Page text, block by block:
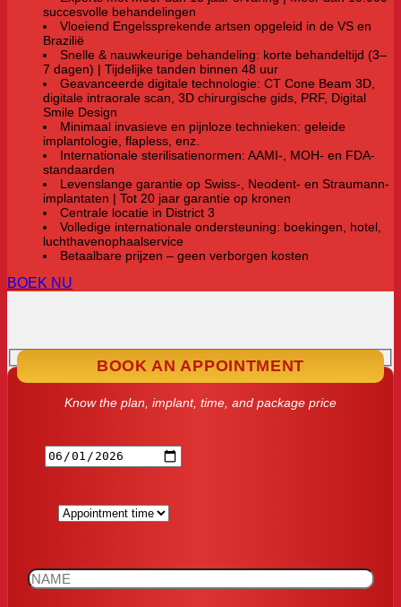
succesvolle behandelingen
Vloeiend Engelssprekende artsen opgeleid in de VS en
Brazilië
Snelle & nauwkeurige behandeling: korte behandeltijd (3–
7 dagen) | Tijdelijke tanden binnen 48 uur
Geavanceerde digitale technologie: CT Cone Beam 3D,
digitale intraorale scan, 3D chirurgische gids, PRF, Digital
Smile Design
Minimaal invasieve en pijnloze technieken: geleide
implantologie, flapless, enz.
Internationale sterilisatienormen: AAMI-, MOH- en FDA-
standaarden
Levenslange garantie op Swiss-, Neodent- en Straumann-
implantaten | Tot 20 jaar garantie op kronen
Centrale locatie in District 3
Volledige internationale ondersteuning: boekingen, hotel,
luchthavenophaalservice
Betaalbare prijzen – geen verborgen kosten
BOEK NU
BOOK AN APPOINTMENT
Know the plan, implant, time, and package price